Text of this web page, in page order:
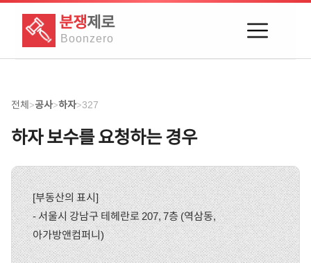
분쟁제로
Boonzero
전체>공사>하자>327
하자 보수를 요청하는 경우
[부동산의 표시]
- 서울시 강남구 테헤란로 207, 7층 (역삼동,
아가방앤컴퍼니)